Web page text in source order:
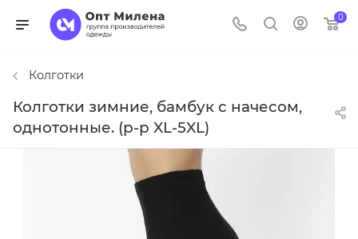
0
Колготки
Колготки зимние, бамбук с начесом,
однотонные. (р-р XL-5XL)